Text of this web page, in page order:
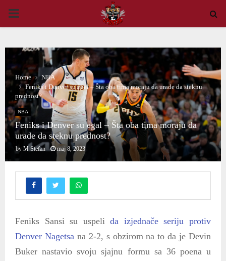
PRIMARY
Home
NBA
Feniks i Denver su egal – Šta oba tima moraju da urade da steknu
prednost?
NBA
Feniks i Denver su egal – Šta oba tima moraju da
urade da steknu prednost?
by M Stefan maj 8, 2023
Feniks Sansi su uspelida izjednače seriju protiv
Denver Nagetsana 2-2, s obzirom na to da je Devin
Buker nastavio svoju sjajnu formu sa 36 poena u